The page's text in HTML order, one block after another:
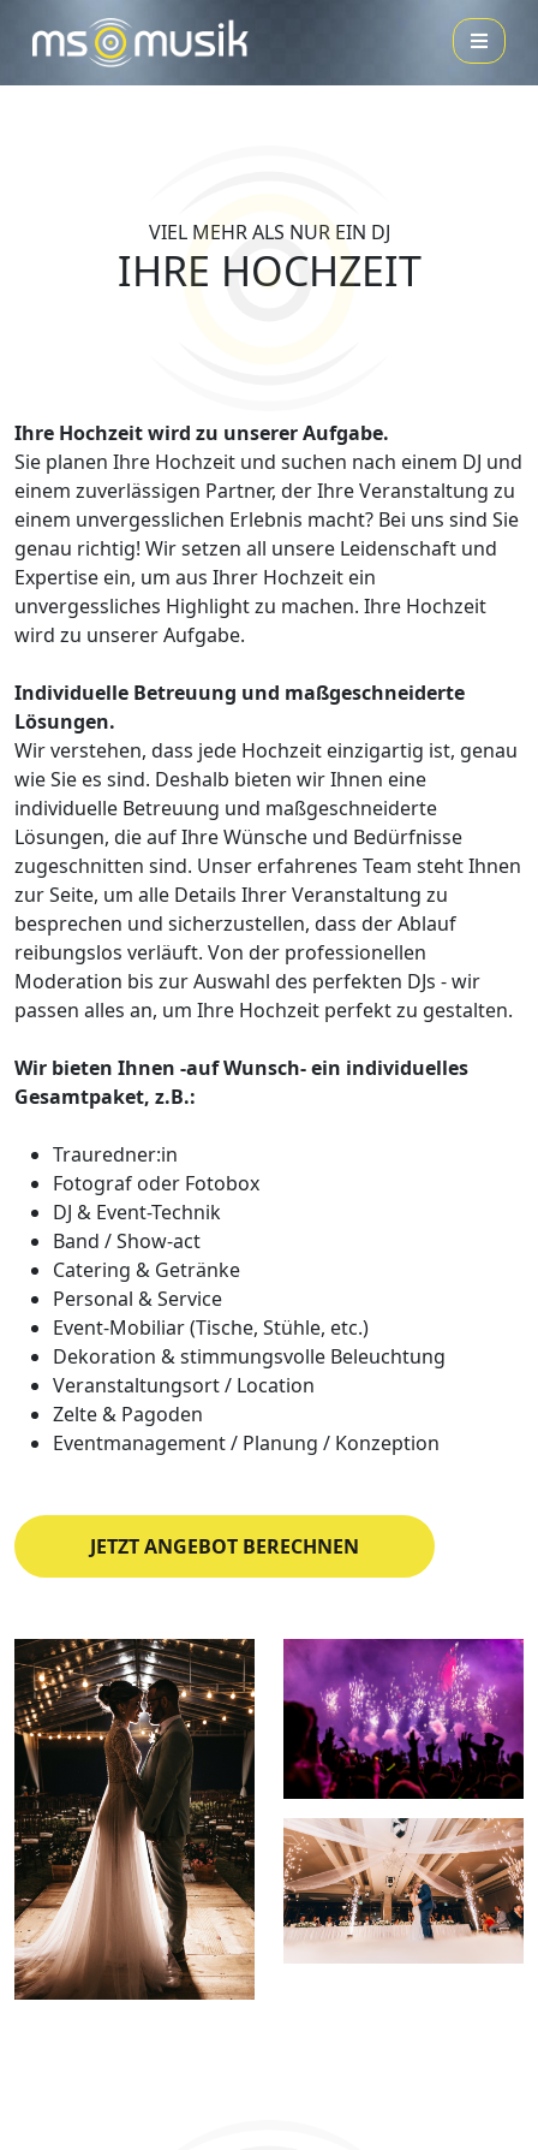
VIEL MEHR ALS NUR EIN DJ
IHRE HOCHZEIT
Ihre Hochzeit wird zu unserer Aufgabe.
Sie planen Ihre Hochzeit und suchen nach einem DJ und
einem zuverlässigen Partner, der Ihre Veranstaltung zu
einem unvergesslichen Erlebnis macht? Bei uns sind Sie
genau richtig! Wir setzen all unsere Leidenschaft und
Expertise ein, um aus Ihrer Hochzeit ein
unvergessliches Highlight zu machen. Ihre Hochzeit
wird zu unserer Aufgabe.
Individuelle Betreuung und maßgeschneiderte
Lösungen.
Wir verstehen, dass jede Hochzeit einzigartig ist, genau
wie Sie es sind. Deshalb bieten wir Ihnen eine
individuelle Betreuung und maßgeschneiderte
Lösungen, die auf Ihre Wünsche und Bedürfnisse
zugeschnitten sind. Unser erfahrenes Team steht Ihnen
zur Seite, um alle Details Ihrer Veranstaltung zu
besprechen und sicherzustellen, dass der Ablauf
reibungslos verläuft. Von der professionellen
Moderation bis zur Auswahl des perfekten DJs - wir
passen alles an, um Ihre Hochzeit perfekt zu gestalten.
Wir bieten Ihnen -auf Wunsch- ein individuelles
Gesamtpaket, z.B.:
Trauredner:in
Fotograf oder Fotobox
DJ & Event-Technik
Band / Show-act
Catering & Getränke
Personal & Service
Event-Mobiliar (Tische, Stühle, etc.)
Dekoration & stimmungsvolle Beleuchtung
Veranstaltungsort / Location
Zelte & Pagoden
Eventmanagement / Planung / Konzeption
JETZT ANGEBOT BERECHNEN